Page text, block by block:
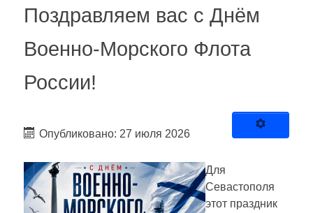
Поздравляем вас с Днём
Военно-Морского Флота
России!
Опубликовано: 27 июля 2026
Для
Севастополя
этот праздник